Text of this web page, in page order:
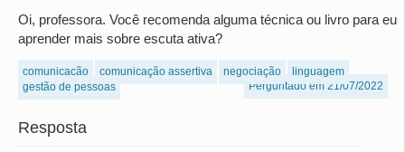
Oi, professora. Você recomenda alguma técnica ou livro para eu
aprender mais sobre escuta ativa?
comunicação comunicação assertiva negociação
linguagem
gestão de pessoas
Perguntado em 21/07/2022
Resposta